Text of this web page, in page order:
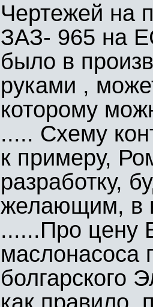
Чертежей на
ЗАЗ- 965 на
было в
руками ,
которому
..... Схему
к примеру,
разработку,
желающим, в
......Про цену
маслонасоса
болгарского